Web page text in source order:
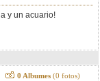
y un acuario!
0 Albumes (0 fotos)